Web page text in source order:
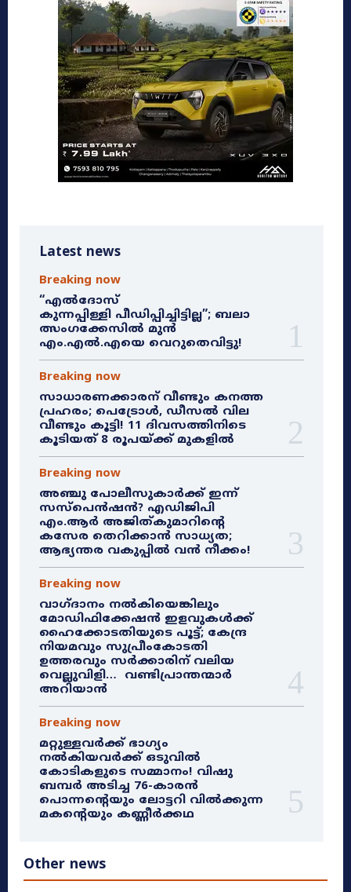
Latest news
Breaking now
“എൽദോസ്
കുന്നപ്പിള്ളി പീഡിപ്പിച്ചിട്ടില്ല”; ബലാ
ത്സംഗക്കേസിൽ മുൻ
എം.എൽ.എയെ വെറുതെവിട്ടു!
Breaking now
സാധാരണക്കാരന് വീണ്ടും കനത്ത
പ്രഹരം; പെട്രോൾ, ഡീസൽ വില
വീണ്ടും കൂട്ടി! 11 ദിവസത്തിനിടെ
കൂടിയത് 8 രൂപയ്ക്ക് മുകളിൽ
Breaking now
അഞ്ചു പോലീസുകാർക്ക് ഇന്ന്
സസ്‌പെൻഷൻ? എഡിജിപി
എം.ആർ അജിത്കുമാറിൻ്റെ
കസേര തെറിക്കാൻ സാധ്യത;
ആഭ്യന്തര വകുപ്പിൽ വൻ നീക്കം!
Breaking now
വാഗ്ദാനം നൽകിയെങ്കിലും
മോഡിഫിക്കേഷൻ ഇളവുകൾക്ക്
ഹൈക്കോടതിയുടെ പൂട്ട്; കേന്ദ്ര
നിയമവും സുപ്രീംകോടതി
ഉത്തരവും സർക്കാരിന് വലിയ
വെല്ലുവിളി… വണ്ടിപ്രാന്തന്മാർ
അറിയാൻ
Breaking now
മറ്റുള്ളവർക്ക് ഭാഗ്യം
നൽകിയവർക്ക് ഒടുവിൽ
കോടികളുടെ സമ്മാനം! വിഷു
ബമ്പർ അടിച്ച 76-കാരൻ
പൊന്നന്റെയും ലോട്ടറി വിൽക്കുന്ന
മകന്റെയും കണ്ണീർക്കഥ
Other news